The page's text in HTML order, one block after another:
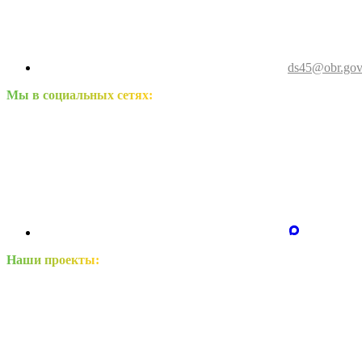
Мы в социальных сетях:
Наши проекты: